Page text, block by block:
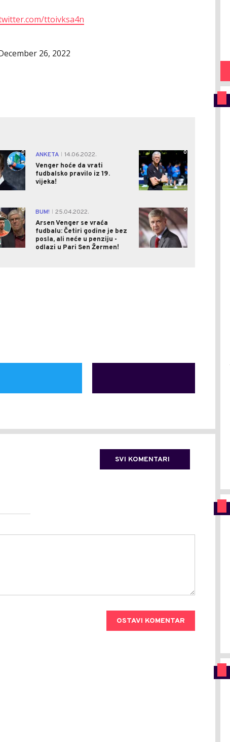
ttoivksa4n
26, 2022
0 ANKETA
14.06.2022.
Venger hoće da vrati
fudbalsko pravilo iz 19.
vijeka!
0
0 BUM!
25.04.2022.
Arsen Venger se vraća
fudbalu: Četiri godine je bez
posla, ali neće u penziju -
odlazi u Pari Sen Žermen!
0
SVI KOMENTARI
OSTAVI KOMENTAR